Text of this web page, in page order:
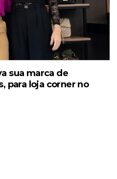
sua marca de
para loja corner no